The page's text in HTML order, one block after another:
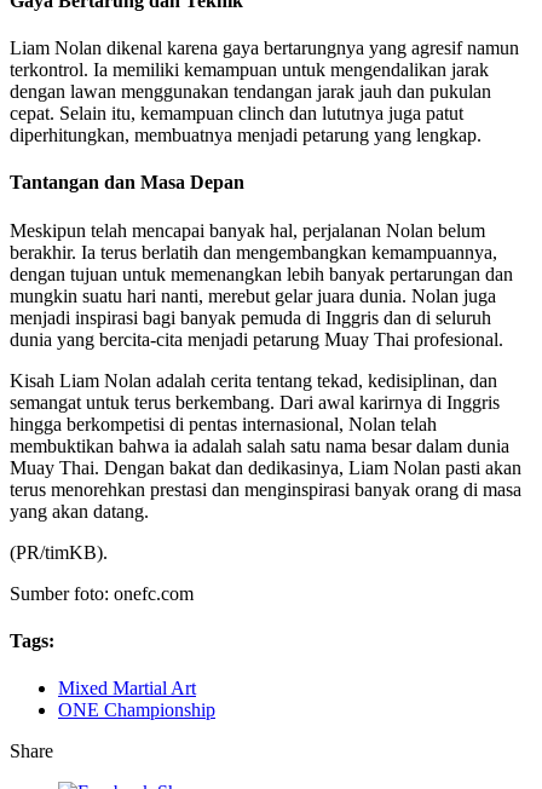
Liam Nolan dikenal karena gaya bertarungnya yang agresif namun
terkontrol. Ia memiliki kemampuan untuk mengendalikan jarak
dengan lawan menggunakan tendangan jarak jauh dan pukulan
cepat. Selain itu, kemampuan clinch dan lututnya juga patut
diperhitungkan, membuatnya menjadi petarung yang lengkap.
Tantangan dan Masa Depan
Meskipun telah mencapai banyak hal, perjalanan Nolan belum
berakhir. Ia terus berlatih dan mengembangkan kemampuannya,
dengan tujuan untuk memenangkan lebih banyak pertarungan dan
mungkin suatu hari nanti, merebut gelar juara dunia. Nolan juga
menjadi inspirasi bagi banyak pemuda di Inggris dan di seluruh
dunia yang bercita-cita menjadi petarung Muay Thai profesional.
Kisah Liam Nolan adalah cerita tentang tekad, kedisiplinan, dan
semangat untuk terus berkembang. Dari awal karirnya di Inggris
hingga berkompetisi di pentas internasional, Nolan telah
membuktikan bahwa ia adalah salah satu nama besar dalam dunia
Muay Thai. Dengan bakat dan dedikasinya, Liam Nolan pasti akan
terus menorehkan prestasi dan menginspirasi banyak orang di masa
yang akan datang.
(PR/timKB).
Sumber foto: onefc.com
Tags:
Mixed Martial Art
ONE Championship
Share